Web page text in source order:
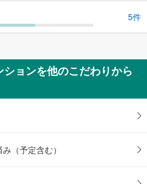
5件
ョンを他のこだわりから
（予定含む）